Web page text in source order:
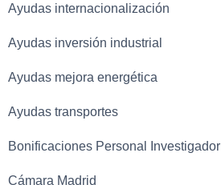
Ayudas internacionalización
Ayudas inversión industrial
Ayudas mejora energética
Ayudas transportes
Bonificaciones Personal Investigador
Cámara Madrid